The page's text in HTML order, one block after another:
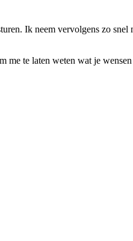
Ik neem vervolgens zo
me te laten weten wat je